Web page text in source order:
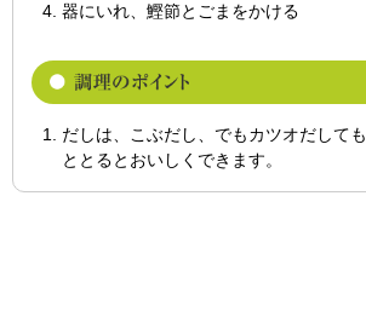
器にいれ、鰹節とごまをかける
だしは、こぶだし、でもカツオだして
ととるとおいしくできます。